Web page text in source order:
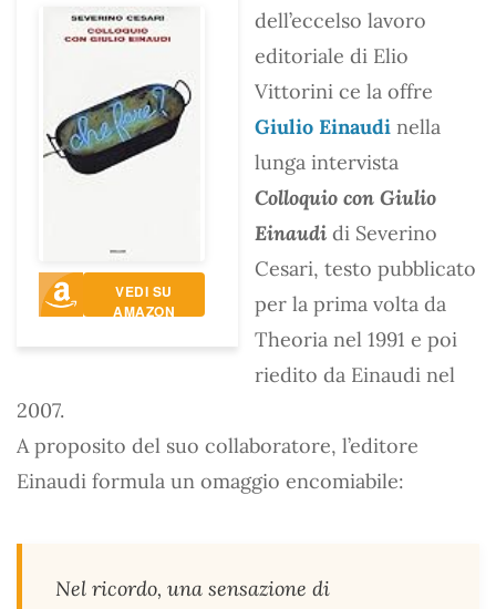
VEDI SU
AMAZON
dell’eccelso lavoro
editoriale di Elio
Vittorini ce la offre
Giulio Einaudi nella
lunga intervista
Colloquio con Giulio
Einaudi di Severino
Cesari, testo pubblicato
per la prima volta da
Theoria nel 1991 e poi
riedito da Einaudi nel
2007.
A proposito del suo collaboratore, l’editore
Einaudi formula un omaggio encomiabile:
Nel ricordo, una sensazione di